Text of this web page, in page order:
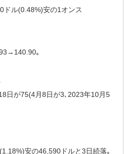
ドル(0.48%)安の1オンス
｡
日が75(4月8日が3､2023年10月5
安の46,590ドルと3日続落｡